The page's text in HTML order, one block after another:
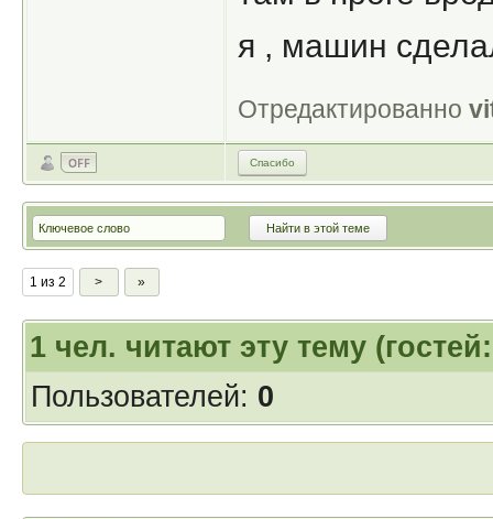
я , машин
Отредактированно
Спасибо
1 из 2 > »
1чел. читают эту тему
Пользователей: 0